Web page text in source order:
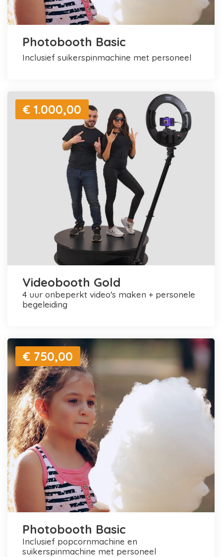
Photobooth Basic
inclusief suikerspinmachine met personeel
€ 1.000,00
Videobooth Gold
4 uur onbeperkt video's maken + personele
begeleiding
€ 750,00
Photobooth Basic
inclusief popcornmachine en
suikerspinmachine met personeel